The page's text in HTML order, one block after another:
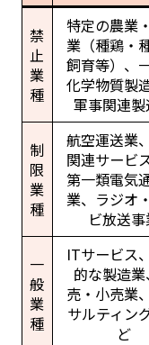
禁
止
業
種
特定の農業
業（種鶏・
飼育等）、
化学物質製
軍事関連
制
限
業
種
航空運送業
関連サービ
第一類電気
業、ラジオ
ビ放送
一
般
業
種
ITサービス
的な製造
売・小売業
サルティン
ど